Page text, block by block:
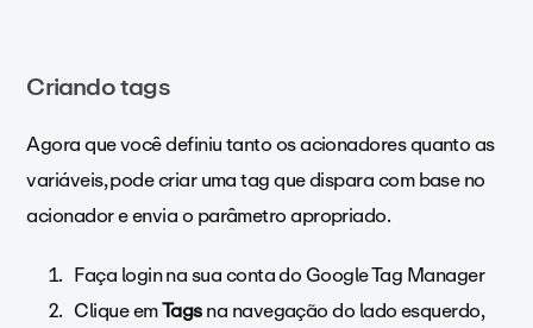
Criando tags
Agora que você definiu tanto os acionadores quanto as
variáveis, pode criar uma tag que dispara com base no
acionador e envia o parâmetro apropriado.
Faça login na sua conta do Google Tag Manager
Clique emTagsna navegação do lado esquerdo,